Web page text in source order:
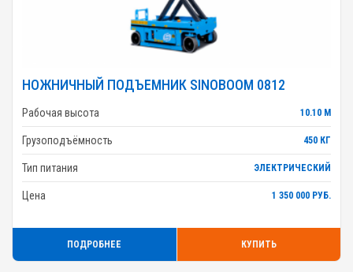
НОЖНИЧНЫЙ ПОДЪЕМНИК SINOBOOM 0812
Рабочая высота 10.10 М
Грузоподъёмность 450 КГ
Тип питания ЭЛЕКТРИЧЕСКИЙ
Цена 1 350 000 РУБ.
ПОДРОБНЕЕ КУПИТЬ